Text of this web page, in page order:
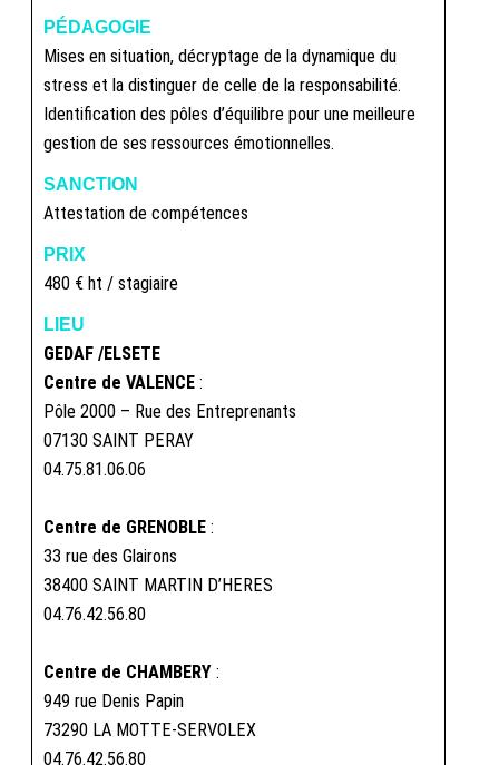
PÉDAGOGIE
Mises en situation, décryptage de la dynamique du
stress et la distinguer de celle de la responsabilité.
Identification des pôles d’équilibre pour une meilleure
gestion de ses ressources émotionnelles.
SANCTION
Attestation de compétences
PRIX
480 € ht / stagiaire
LIEU
GEDAF /ELSETE
Centre de VALENCE :
Pôle 2000 – Rue des Entreprenants
07130 SAINT PERAY
04.75.81.06.06
Centre de GRENOBLE :
33 rue des Glairons
38400 SAINT MARTIN D’HERES
04.76.42.56.80
Centre de CHAMBERY :
949 rue Denis Papin
73290 LA MOTTE-SERVOLEX
04.76.42.56.80